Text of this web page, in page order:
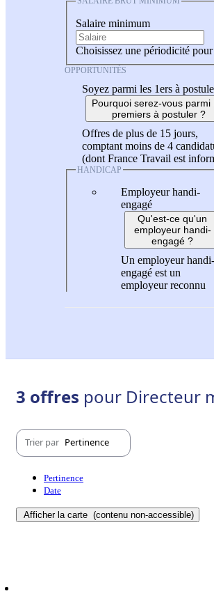
Salaire minimum
Choisissez une périodicité pour
OPPORTUNITÉS
Soyez parmi les 1ers à
Pourquoi serez-vous parmi
premiers à postuler ?
Offres de plus de 15 jours,
comptant moins de 4
(dont France Travail est
HANDICAP
Employeur handi-
engagé
Qu'est-ce qu'un
employeur handi-
engagé ?
Un employeur handi-
engagé est un
employeur reconnu
3 offres pour Directeur
Trier par Pertinence
Pertinence
Date
Afficher la carte (contenu non-accessible)